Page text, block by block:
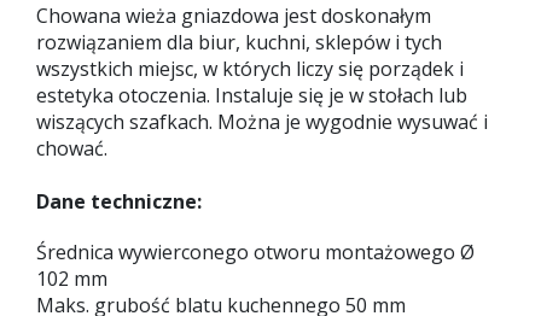
Chowana wieża gniazdowa jest doskonałym
rozwiązaniem dla biur, kuchni, sklepów i tych
wszystkich miejsc, w których liczy się porządek i
estetyka otoczenia. Instaluje się je w stołach lub
wiszących szafkach. Można je wygodnie wysuwać i
chować.
Dane techniczne:
Średnica wywierconego otworu montażowego Ø
102 mm
Maks. grubość blatu kuchennego 50 mm